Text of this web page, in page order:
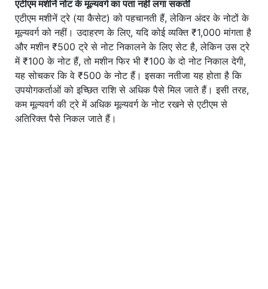
एटीएम मशीनें नोट के मूल्यवर्ग का पता नहीं लगा सकतीं
एटीएम मशीनें ट्रे (या कैसेट) को पहचानती हैं, लेकिन अंदर के नोटों के
मूल्यवर्ग को नहीं। उदाहरण के लिए, यदि कोई व्यक्ति ₹1,000 मांगता है
और मशीन ₹500 ट्रे से नोट निकालने के लिए सेट है, लेकिन उस ट्रे
में ₹100 के नोट हैं, तो मशीन फिर भी ₹100 के दो नोट निकाल देगी,
यह सोचकर कि वे ₹500 के नोट हैं। इसका नतीजा यह होता है कि
उपयोगकर्ताओं को इच्छित राशि से अधिक पैसे मिल जाते हैं। इसी तरह,
कम मूल्यवर्ग की ट्रे में अधिक मूल्यवर्ग के नोट रखने से एटीएम से
अतिरिक्त पैसे निकल जाते हैं।